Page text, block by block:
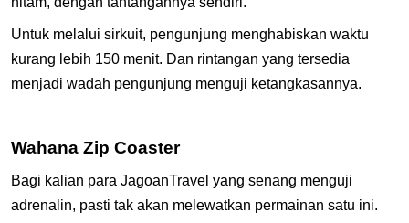
Untuk melalui sirkuit, pengunjung menghabiskan waktu
kurang lebih 150 menit. Dan rintangan yang tersedia
menjadi wadah pengunjung menguji ketangkasannya.
Wahana Zip Coaster
Bagi kalian para JagoanTravel yang senang menguji
adrenalin, pasti tak akan melewatkan permainan satu ini.